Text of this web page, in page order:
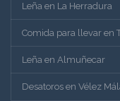
Leña en La Herradura
Comida para llevar en
Leña en Almuñecar
Desatoros en Vélez